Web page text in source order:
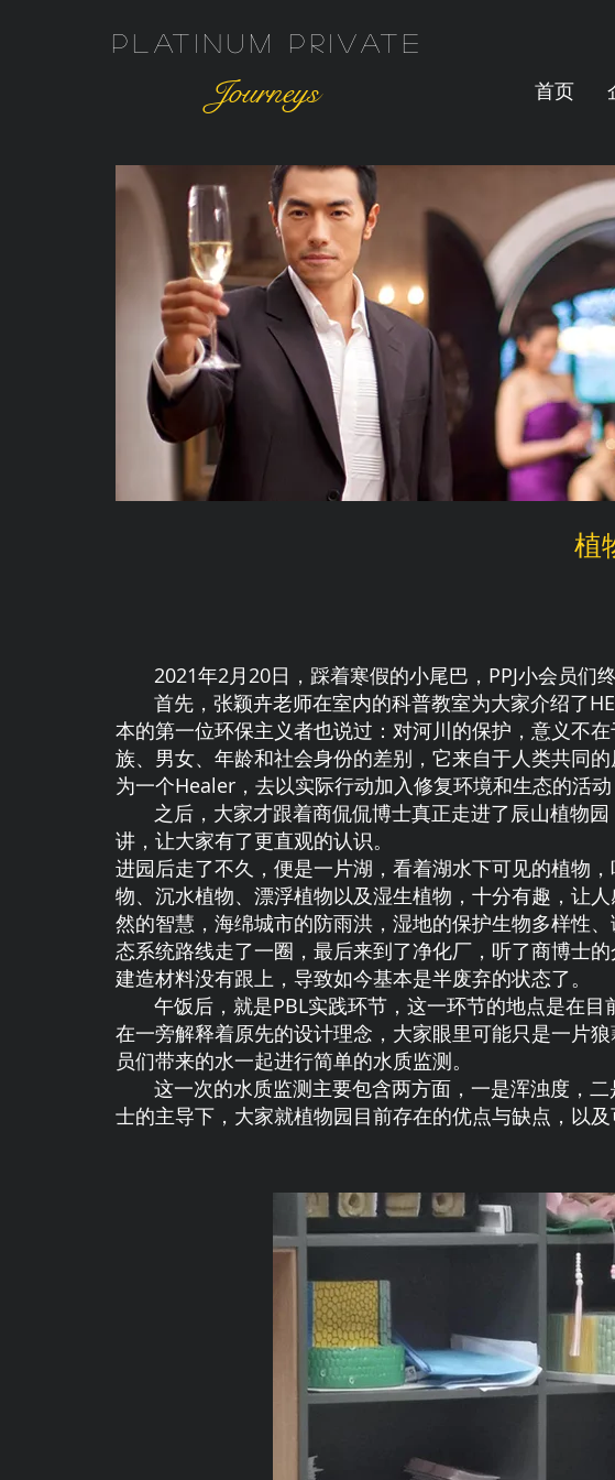
Platinum Private
Journeys 首页
植
2021年2月20日，踩着寒假的小尾巴，PPJ小会员们
首先，张颖卉老师在室内的科普教室为大家介绍了
本的第一位环保主义者也说过：对河川的保护，意义不
族、男女、年龄和社会身份的差别，它来自于人类共同
为一个Healer，去以实际行动加入修复环境和生态的活
之后，大家才跟着商侃侃博士真正走进了辰山植物园
讲，让大家有了更直观的认识。
进园后走了不久，便是一片湖，看着湖水下可见的植物
物、沉水植物、漂浮植物以及湿生植物，十分有趣，让
然的智慧，海绵城市的防雨洪，湿地的保护生物多样性
态系统路线走了一圈，最后来到了净化厂，听了商博士
建造材料没有跟上，导致如今基本是半废弃的状态了。
午饭后，就是PBL实践环节，这一环节的地点是在目
在一旁解释着原先的设计理念，大家眼里可能只是一片
员们带来的水一起进行简单的水质监测。
这一次的水质监测主要包含两方面，一是浑浊度，二
士的主导下，大家就植物园目前存在的优点与缺点，以